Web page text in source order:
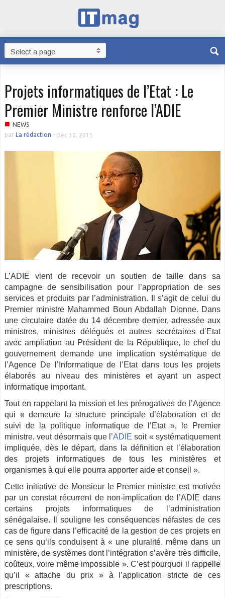
Projets informatiques de l’Etat : Le
Premier Ministre renforce l’ADIE
■ NEWS
par La rédaction - Déc 30, 2015
L’ADIE vient de recevoir un soutien de taille dans sa
campagne de sensibilisation pour l’appropriation de ses
services et produits par l’administration. Il s’agit de celui du
Premier ministre Mahammed Boun Abdallah Dionne. Dans
une circulaire datée du 14 décembre dernier, adressée aux
ministres, ministres délégués et autres secrétaires d’Etat
avec ampliation au Président de la République, le chef du
gouvernement demande une implication systématique de
l’Agence De l’Informatique de l’Etat dans tous les projets
élaborés au niveau des ministères et ayant un aspect
informatique important.
Tout en rappelant la mission et les prérogatives de l’Agence
qui « demeure la structure principale d’élaboration et de
suivi de la politique informatique de l’Etat », le Premier
ministre, veut désormais que l’ADIE soit « systématiquement
impliquée, dès le départ, dans la définition et l’élaboration
des projets informatiques de tous les ministères et
organismes à qui elle pourra apporter aide et conseil ».
Cette initiative de Monsieur le Premier ministre est motivée
par un constat récurrent de non-implication de l’ADIE dans
certains projets informatiques de l’administration
sénégalaise. Il souligne les conséquences néfastes de ces
cas de figure dans l’efficacité de la gestion de ces projets en
ce sens qu’ils conduisent à « une pluralité, même dans un
ministère, de systèmes dont l’intégration s’avère très difficile,
coûteux, voire même impossible ». C’est pourquoi il rappelle
qu’il « attache du prix » à l’application stricte de ces
prescriptions.